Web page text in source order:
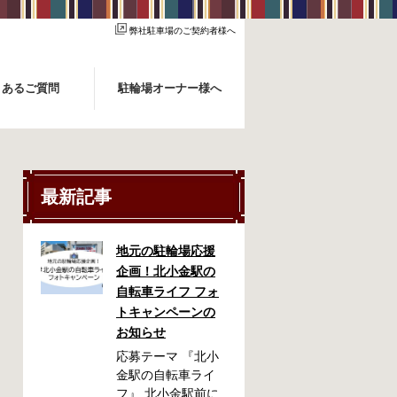
弊社駐車場のご契約者様へ
るご質問 駐輪場オーナー様へ
最新記事
地元の駐輪場応援
企画！北小金駅の
自転車ライフ フォ
トキャンペーンの
お知らせ
応募テーマ 『北小
金駅の自転車ライ
フ』 北小金駅前に